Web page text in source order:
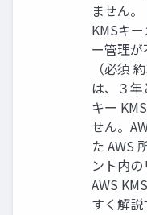
ません。
KMSキ
ー管理
（必須
は、３
キー
せん。
た AWS
ント内
AWS
すく解説